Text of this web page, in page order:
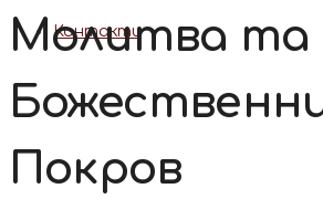
Контакти
Молитва та
Покров